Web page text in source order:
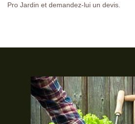
Pro Jardin et demandez-lui un devis.